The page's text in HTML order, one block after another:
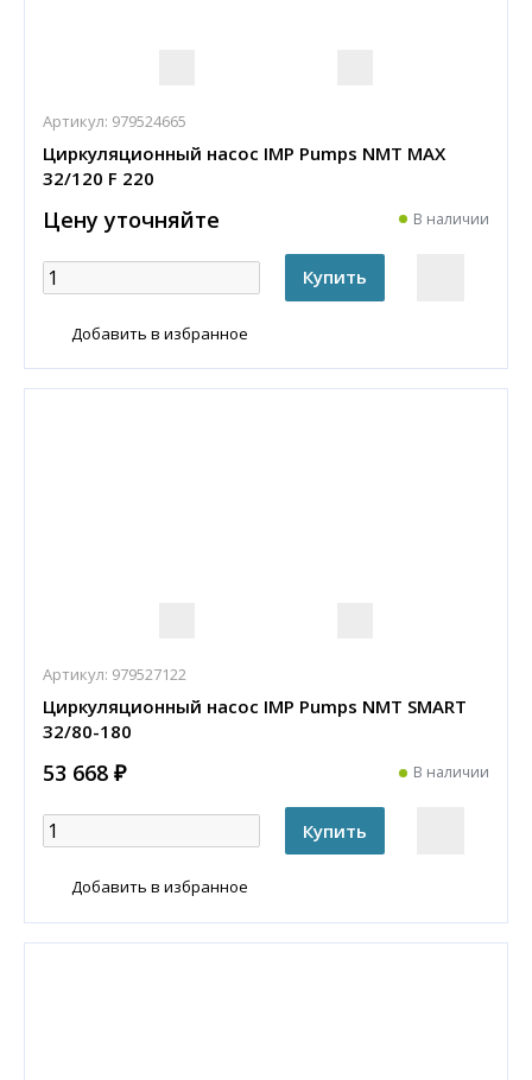
Артикул: 979524665
Циркуляционный насос IMP Pumps NMT MAX
32/120 F 220
Цену уточняйте В наличии
Добавить в избранное
Артикул: 979527122
Циркуляционный насос IMP Pumps NMT SMART
32/80-180
53 668 ₽ В наличии
Добавить в избранное